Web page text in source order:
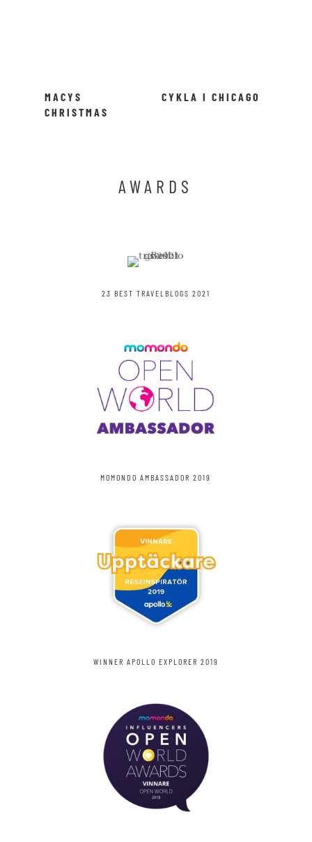
MACYS
CHRISTMAS
CYKLA I CHICAGO
AWARDS
23 BEST TRAVELBLOGS 2021
MOMONDO AMBASSADOR 2019
WINNER APOLLO EXPLORER 2019